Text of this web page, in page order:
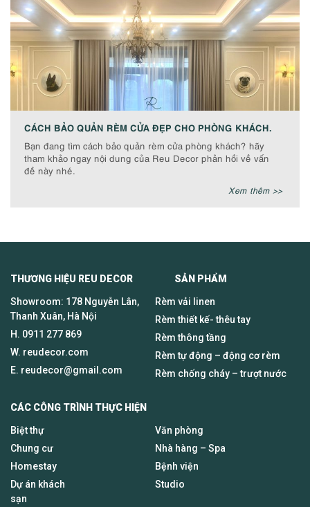
CÁCH BẢO QUẢN RÈM CỬA ĐẸP CHO PHÒNG KHÁCH.
Bạn đang tìm cách bảo quản rèm cửa phòng khách? hãy
tham khảo ngay nội dung của Reu Decor phản hồi về vấn
đề này nhé.
Xem thêm >>
THƯƠNG HIỆU REU DECOR SẢN PHẨM
Showroom: 178 Nguyễn Lân,
Thanh Xuân, Hà Nội
H. 0911 277 869
W. reudecor.com
E. reudecor@gmail.com
Rèm vải linen
Rèm thiết kế- thêu tay
Rèm thông tầng
Rèm tự động – động cơ rèm
Rèm chống cháy – trượt nước
CÁC CÔNG TRÌNH THỰC HIỆN
Biệt thự
Chung cư
Homestay
Dự án khách
sạn
Văn phòng
Nhà hàng – Spa
Bệnh viện
Studio